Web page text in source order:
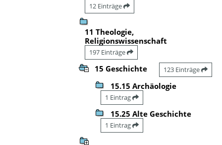
12 Einträge
11 Theologie,
Religionswissenschaft
197 Einträge
15 Geschichte 123 Einträge
15.15 Archäologie
1 Eintrag
15.25 Alte Geschichte
1 Eintrag